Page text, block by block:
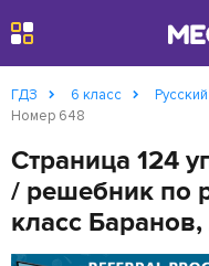
ГДЗ 6 класс
Номер 648
Страница 124
/ решебник по
класс